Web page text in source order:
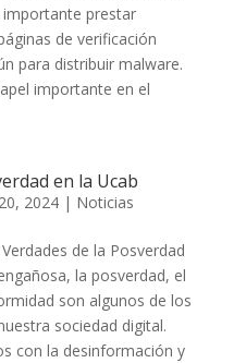
importante prestar
de verificación
para distribuir malware.
importante en el
en la Ucab
2024| Noticias
de la Posverdad
la posverdad, el
son algunos de los
sociedad digital.
con la desinformación y